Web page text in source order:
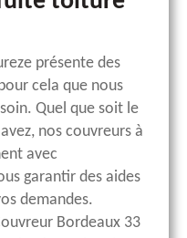
présente des
cela que nous
Quel que soit le
nos couvreurs à
avec
garantir des aides
demandes.
Bordeaux 33